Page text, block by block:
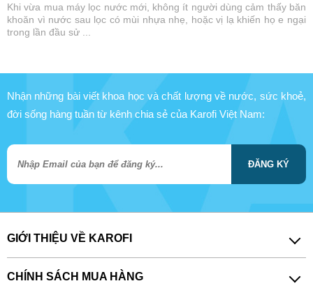
Khi vừa mua máy lọc nước mới, không ít người dùng cảm thấy băn
khoăn vì nước sau lọc có mùi nhựa nhẹ, hoặc vị lạ khiến họ e ngại
trong lần đầu sử ...
Nhận những bài viết khoa học và chất lượng về nước, sức khoẻ,
đời sống hàng tuần từ kênh chia sẻ của Karofi Việt Nam:
ĐĂNG KÝ
GIỚI THIỆU VỀ KAROFI
CHÍNH SÁCH MUA HÀNG